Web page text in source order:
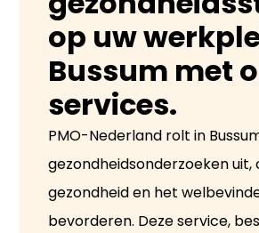
op uw
Bussum met
services.
PMO-Nederland rolt in
gezondheidsonderzoeken
gezondheid en het
bevorderen. Deze service,